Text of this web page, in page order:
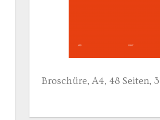
Broschüre, A4, 48 Seiten,